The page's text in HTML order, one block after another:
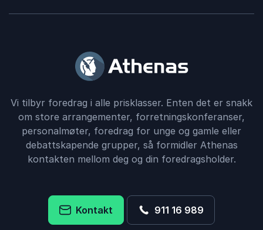
Vi tilbyr foredrag i alle prisklasser. Enten det er snakk
om store arrangementer, forretningskonferanser,
personalmøter, foredrag for unge og gamle eller
debattskapende grupper, så formidler Athenas
kontakten mellom deg og din foredragsholder.
Kontakt 911 16 989